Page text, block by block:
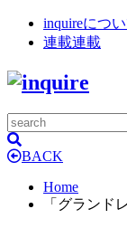
inquireにつ
連載連載
BACK
Home
「グランド